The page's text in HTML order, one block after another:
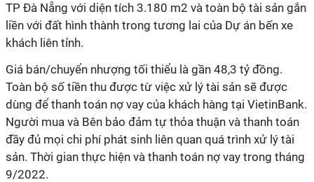
TP Đà Nẵng với diện tích 3.180 m2 và toàn bộ tài sản gắn
liền với đất hình thành trong tương lai của Dự án bến xe
khách liên tỉnh.
Giá bán/chuyển nhượng tối thiểu là gần 48,3 tỷ đồng.
Toàn bộ số tiền thu được từ việc xử lý tài sản sẽ được
dùng để thanh toán nợ vay của khách hàng tại VietinBank.
Người mua và Bên bảo đảm tự thỏa thuận và thanh toán
đầy đủ mọi chi phí phát sinh liên quan quá trình xử lý tài
sản. Thời gian thực hiện và thanh toán nợ vay trong tháng
9/2022.